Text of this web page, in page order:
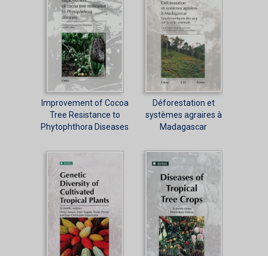
Improvement of Cocoa
Tree Resistance to
Phytophthora Diseases
Déforestation et
systèmes agraires à
Madagascar